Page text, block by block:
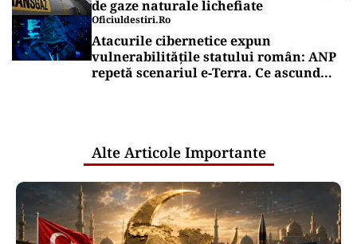
de gaze naturale lichefiate
Oficiuldestiri.ro
Atacurile cibernetice expun
vulnerabilitățile statului român: ANP
repetă scenariul e‑Terra. Ce ascund
Alte Articole Importante